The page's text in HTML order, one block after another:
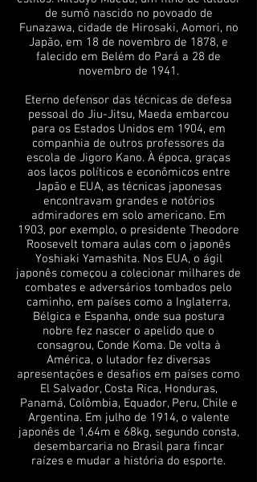
de sumô nascido no povoado de
Funazawa, cidade de Hirosaki, Aomori, no
Japão, em 18 de novembro de 1878, e
falecido em Belém do Pará a 28 de
novembro de 1941.
Eterno defensor das técnicas de defesa
pessoal do Jiu-Jitsu, Maeda embarcou
para os Estados Unidos em 1904, em
companhia de outros professores da
escola de Jigoro Kano. À época, graças
aos laços políticos e econômicos entre
Japão e EUA, as técnicas japonesas
encontravam grandes e notórios
admiradores em solo americano. Em
1903, por exemplo, o presidente Theodore
Roosevelt tomara aulas com o japonês
Yoshiaki Yamashita. Nos EUA, o ágil
japonês começou a colecionar milhares de
combates e adversários tombados pelo
caminho, em países como a Inglaterra,
Bélgica e Espanha, onde sua postura
nobre fez nascer o apelido que o
consagrou, Conde Koma. De volta à
América, o lutador fez diversas
apresentações e desafios em países como
El Salvador, Costa Rica, Honduras,
Panamá, Colômbia, Equador, Peru, Chile e
Argentina. Em julho de 1914, o valente
japonês de 1,64m e 68kg, segundo consta,
desembarcaria no Brasil para fincar
raízes e mudar a história do esporte.